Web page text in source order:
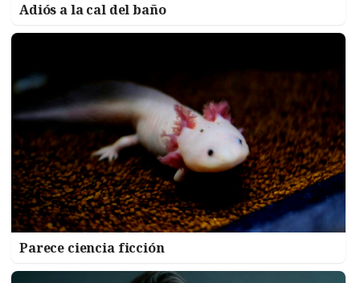
Adiós a la cal del baño
Parece ciencia ficción